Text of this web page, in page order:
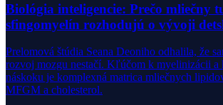
Biológia inteligencie: Prečo mliečny
sfingomyelín rozhodujú o vývoji
Prelomová štúdia Seana Deoniho odhalila, že
rozvoj mozgu nestačí. Kľúčom k myelinizácii a
náskoku je komplexná matrica mliečnych
MFGM a cholesterol.